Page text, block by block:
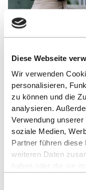
Diese Webseite
Wir verwenden
personalisieren,
zu können und die
analysieren.
Verwendung
soziale Medien,
Partner führen
weiteren Daten
Online Info
Business
International